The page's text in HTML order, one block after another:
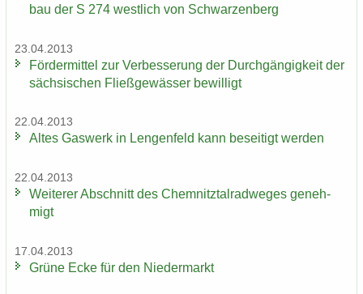
bau der S 274 west­lich von Schwar­zen­berg
23.04.2013
För­der­mit­tel zur Ver­bes­se­rung der Durch­gän­gig­keit der
säch­si­schen Fließ­ge­wäs­ser be­wil­ligt
22.04.2013
Altes Gas­werk in Len­gen­feld kann be­sei­tigt wer­den
22.04.2013
Wei­te­rer Ab­schnitt des Chem­nitz­tal­rad­we­ges ge­neh­
migt
17.04.2013
Grüne Ecke für den Nie­der­markt